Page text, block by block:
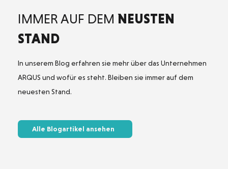
IMMER AUF DEM NEUSTEN
STAND
In unserem Blog erfahren sie mehr über das Unternehmen
ARQUS und wofür es steht. Bleiben sie immer auf dem
neuesten Stand.
Alle Blogartikel ansehen